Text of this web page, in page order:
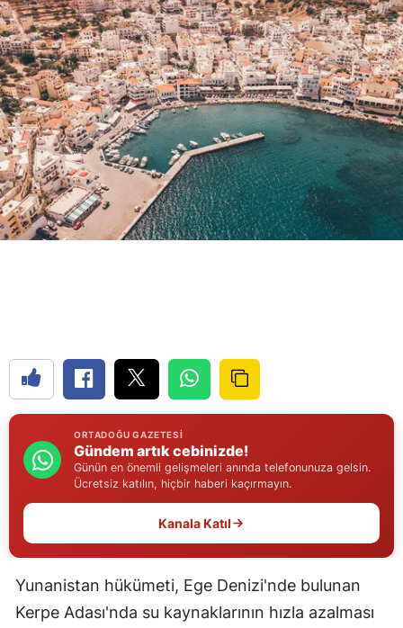
Çanakkale
Çankırı
Çorum
Denizli
Diyarbakır
Edirne
Elazığ
Eskişehir
Gaziantep
Gümüşhane
Hakkari
Hatay
Isparta
Mersin
ORTADOĞU GAZETESI
Gündem artık cebinizde!
Günün en önemli gelişmeleri anında telefonunuza gelsin.
Ücretsiz katılın, hiçbir haberi kaçırmayın.
Kanala Katıl
Yunanistan hükümeti, Ege Denizi'nde bulunan
Kerpe Adası'nda su kaynaklarının hızla azalması